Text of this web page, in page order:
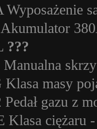
Wyposażenie
???
Manualna
Klasa masy
gazu z
Klasa ciężaru